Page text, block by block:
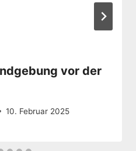
vor der
10. Februar 2025